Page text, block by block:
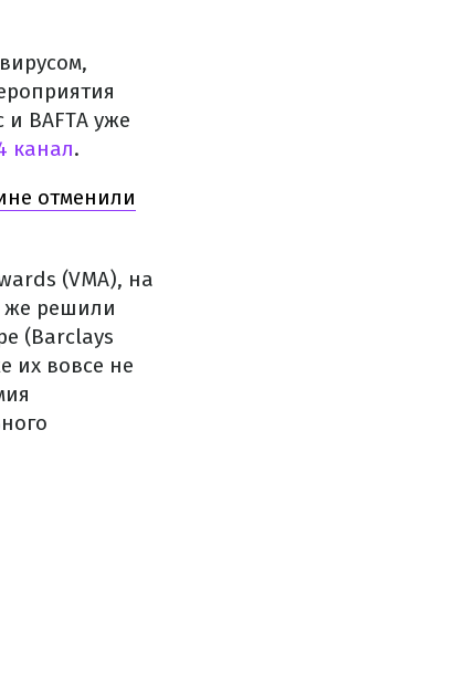
BAFTA уже
канал.
отменили
(VMA), на
же решили
(Barclays
их вовсе не